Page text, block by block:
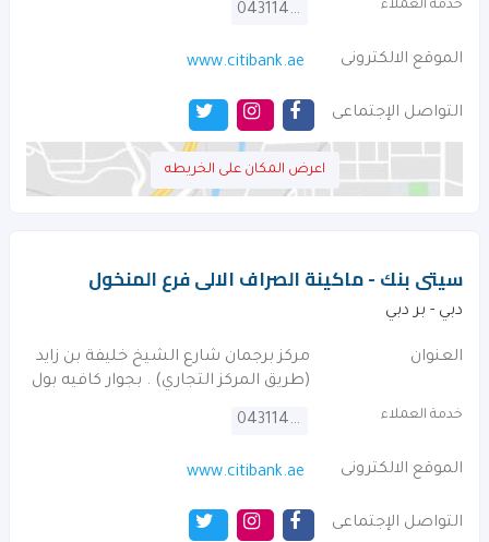
خدمة العملاء 043114000
الموقع الالكترونى www.citibank.ae
التواصل الإجتماعى
اعرض المكان على الخريطه
سيتى بنك - ماكينة الصراف الالى فرع المنخول
دبي - بر دبي
العنوان
مركز برجمان شارع الشيخ خليفة بن زايد
(طريق المركز التجاري) . بجوار كافيه بول
خدمة العملاء 043114000
الموقع الالكترونى www.citibank.ae
التواصل الإجتماعى